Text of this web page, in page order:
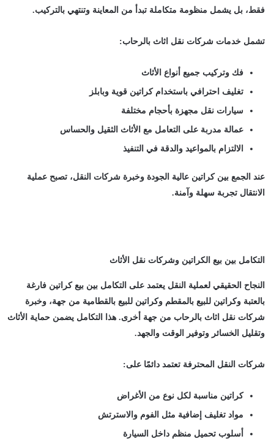
فقط، بل يشمل منظومة متكاملة تبدأ من المعاينة وتنتهي بالتركيب.
تشمل خدمات شركات نقل اثاث بالرحاب:
فك وتركيب جميع أنواع الأثاث
تغليف احترافي باستخدام كراتين قوية وبابلز
سيارات نقل مجهزة بأحجام مختلفة
عمالة مدربة على التعامل مع الأثاث الثقيل والحساس
الالتزام بالمواعيد والدقة في التنفيذ
عند الجمع بين كراتين عالية الجودة وخبرة شركات النقل، تصبح عملية
الانتقال تجربة سهلة وآمنة.
التكامل بين بيع الكراتين وشركات نقل الأثاث
النجاح الحقيقي لعملية النقل يعتمد على التكامل بين بيع كراتين فارغة
بالعتبة وكراتين للبيع بالمقطم وكراتين للبيع بالقطامية من جهة، وخبرة
شركات نقل اثاث بالرحاب من جهة أخرى. هذا التكامل يضمن حماية الأثاث
وتقليل الخسائر وتوفير الوقت والجهد.
شركات النقل المحترفة تعتمد دائمًا على:
كراتين مناسبة لكل نوع من الأغراض
مواد تغليف إضافية مثل الفوم والاسترتش
أسلوب تحميل منظم داخل السيارة